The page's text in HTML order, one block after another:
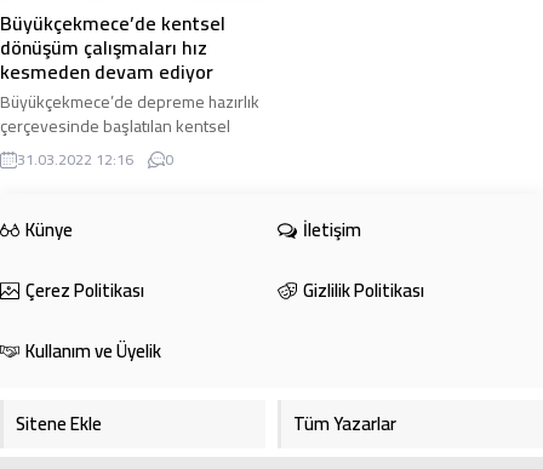
Büyükçekmece’de kentsel
dönüşüm çalışmaları hız
kesmeden devam ediyor
Büyükçekmece’de depreme hazırlık
çerçevesinde başlatılan kentsel
dönüşüm çalışmaları hız kesmeden
devam ediyor. Riskli olduğu
31.03.2022 12:16 0
Künye
İletişim
Çerez Politikası
Gizlilik Politikası
Kullanım ve Üyelik
Sitene Ekle
Tüm Yazarlar